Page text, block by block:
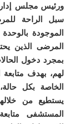
ورئيس مجلس
سبل الراحة
الموجودة
المرضى الذين
بمجرد دخول
لهم، بهدف متابعة
الخاصة بكل
يستطيع من
المستشفى